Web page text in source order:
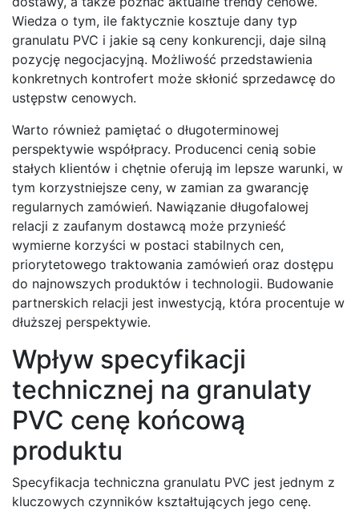
Wiedza o tym, ile faktycznie kosztuje dany typ
granulatu PVC i jakie są ceny konkurencji, daje silną
pozycję negocjacyjną. Możliwość przedstawienia
konkretnych kontrofert może skłonić sprzedawcę do
ustępstw cenowych.
Warto również pamiętać o długoterminowej
perspektywie współpracy. Producenci cenią sobie
stałych klientów i chętnie oferują im lepsze warunki, w
tym korzystniejsze ceny, w zamian za gwarancję
regularnych zamówień. Nawiązanie długofalowej
relacji z zaufanym dostawcą może przynieść
wymierne korzyści w postaci stabilnych cen,
priorytetowego traktowania zamówień oraz dostępu
do najnowszych produktów i technologii. Budowanie
partnerskich relacji jest inwestycją, która procentuje w
dłuższej perspektywie.
Wpływ specyfikacji
technicznej na granulaty
PVC cenę końcową
produktu
Specyfikacja techniczna granulatu PVC jest jednym z
kluczowych czynników kształtujących jego cenę.